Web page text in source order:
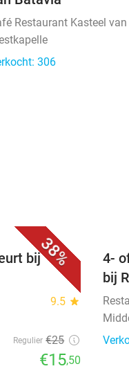
Restaurant Kasteel
306
38%
bij
9.5 star
Regulier €25
€15,50
4-
bij